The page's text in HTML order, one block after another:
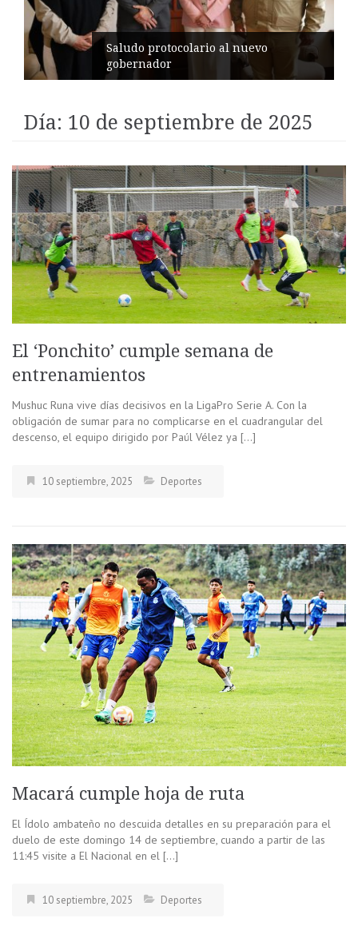
Pelileo conmemora 77 años del
terremoto
Día: 10 de septiembre de 2025
El ‘Ponchito’ cumple semana de
entrenamientos
Mushuc Runa vive días decisivos en la LigaPro Serie A. Con la
obligación de sumar para no complicarse en el cuadrangular del
descenso, el equipo dirigido por Paúl Vélez ya […]
10 septiembre, 2025 Deportes
Macará cumple hoja de ruta
El Ídolo ambateño no descuida detalles en su preparación para el
duelo de este domingo 14 de septiembre, cuando a partir de las
11:45 visite a El Nacional en el […]
10 septiembre, 2025 Deportes